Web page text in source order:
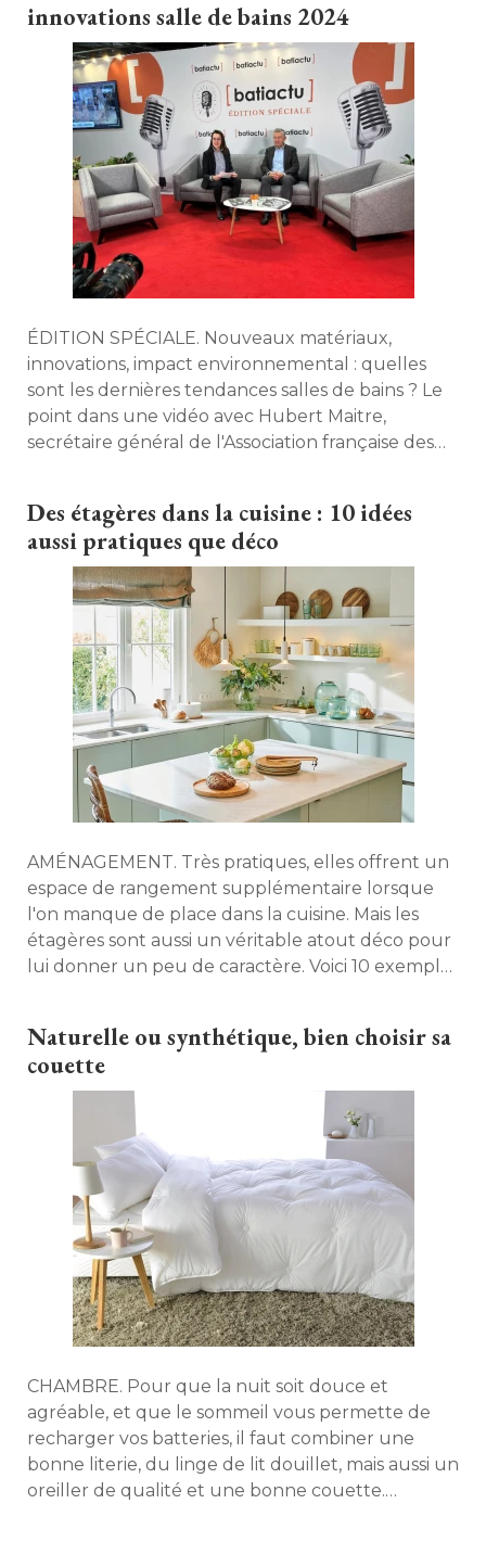
innovations salle de bains 2024
ÉDITION SPÉCIALE. Nouveaux matériaux,
innovations, impact environnemental : quelles
sont les dernières tendances salles de bains ? Le
point dans une vidéo avec Hubert Maitre,
secrétaire général de l'Association française des
Des étagères dans la cuisine : 10 idées
aussi pratiques que déco
AMÉNAGEMENT. Très pratiques, elles offrent un
espace de rangement supplémentaire lorsque
l'on manque de place dans la cuisine. Mais les
étagères sont aussi un véritable atout déco pour
lui donner un peu de caractère. Voici 10 exemples
Naturelle ou synthétique, bien choisir sa
couette
CHAMBRE. Pour que la nuit soit douce et
agréable, et que le sommeil vous permette de
recharger vos batteries, il faut combiner une
bonne literie, du linge de lit douillet, mais aussi un
oreiller de qualité et une bonne couette.